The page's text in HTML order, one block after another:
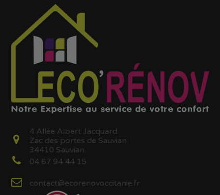
4 Allée Albert Jacquard
Zac des portes de Sauvian
34410 Sauvian
04 67 94 44 15
contact@ecorenovoccitanie.fr